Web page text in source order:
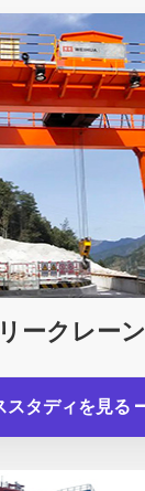
ークレーン
スタディを見る